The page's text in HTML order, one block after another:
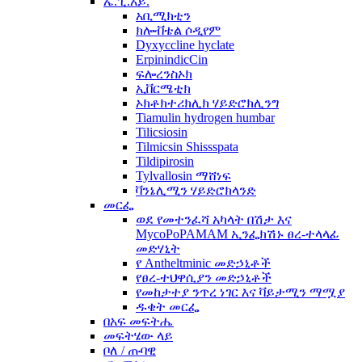
አቢሚክቲን
ክሎቭቴል ሶዲየም
Dyxyccline hyclate
ErpinindicCin
ፍሎረንስኦክ
ኢቨርሜቲክ
ኦክቶክተሪክሊክ ሃይድሮክሊንግ
Tiamulin hydrogen humbar
Tilicsiosin
Tilmicsin Shissspata
Tildipirosin
Tylvallosin ማሸነፍ
ቫንኔሊሚን ሃይድሮክላንድ
መርፌ
ወደ የመተንፈሻ አካላት በሽታ እና
MycoPoPAMAM ኢንፌክሽኑ ፀረ-ተላላፊ
መድሃኒት
የ Antheltminic መድኃኒቶች
የፀረ-ተህዋሲያን መድኃኒቶች
የመከታተያ ንጥረ ነገር እና ቫይታሚን ማሟያ
ዱቄት መርፌ
በአፍ መፍትሔ
መፍትሄው ላይ
ቦለ / ጡባዊ